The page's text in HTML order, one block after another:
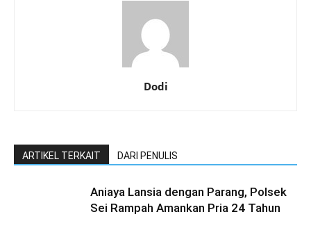
Dodi
ARTIKEL TERKAIT DARI PENULIS
Aniaya Lansia dengan Parang, Polsek
Sei Rampah Amankan Pria 24 Tahun